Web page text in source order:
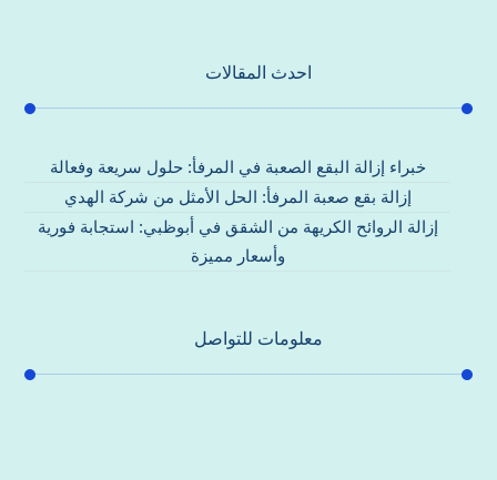
احدث المقالات
خبراء إزالة البقع الصعبة في المرفأ: حلول سريعة وفعالة
إزالة بقع صعبة المرفأ: الحل الأمثل من شركة الهدي
إزالة الروائح الكريهة من الشقق في أبوظبي: استجابة فورية
وأسعار مميزة
معلومات للتواصل